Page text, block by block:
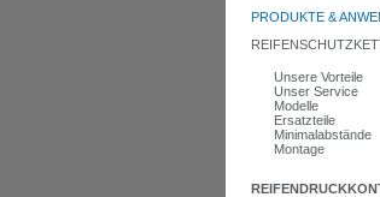
PRODUKTE &
Unsere Vorteile
Unser Service
Modelle
Ersatzteile
Minimalabstände
Montage